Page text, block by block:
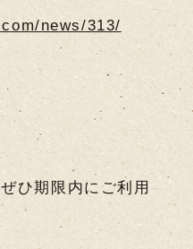
news/313/
ひ期限内にご利用